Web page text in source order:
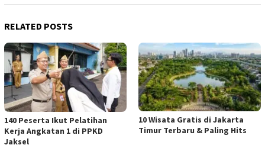
RELATED POSTS
140 Peserta Ikut Pelatihan
Kerja Angkatan 1 di PPKD
Jaksel
10 Wisata Gratis di Jakarta
Timur Terbaru & Paling Hits